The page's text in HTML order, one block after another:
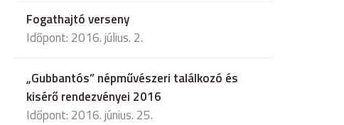
Fogathajtó verseny
Időpont: 2016. július. 2.
„Gubbantós” népművészeri találkozó és
kisérő rendezvényei 2016
Időpont: 2016. június. 25.